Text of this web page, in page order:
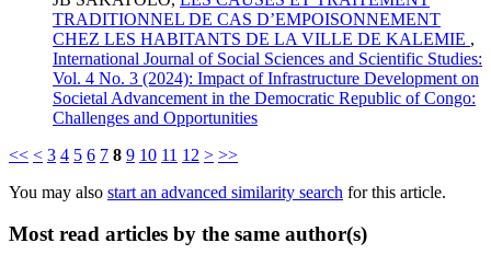
TRADITIONNEL DE CAS D’EMPOISONNEMENT
CHEZ LES HABITANTS DE LA VILLE DE KALEMIE ,
International Journal of Social Sciences and Scientific Studies:
Vol. 4 No. 3 (2024): Impact of Infrastructure Development on
Societal Advancement in the Democratic Republic of Congo:
Challenges and Opportunities
<< < 3 4 5 6 7 8 9 10 11 12 > >>
You may also start an advanced similarity search for this article.
Most read articles by the same author(s)